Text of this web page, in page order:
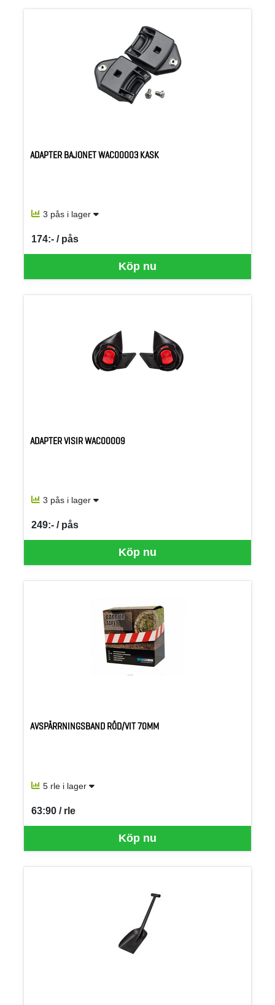
ADAPTER BAJONET WAC00003 KASK
3 pås i lager
Köp nu
174:- / pås
SEK per PÅS
ADAPTER VISIR WAC00009
3 pås i lager
Köp nu
249:- / pås
SEK per PÅS
AVSPÄRRNINGSBAND RÖD/VIT 70MM
5 rle i lager
Köp nu
63:90 / rle
SEK per RLE